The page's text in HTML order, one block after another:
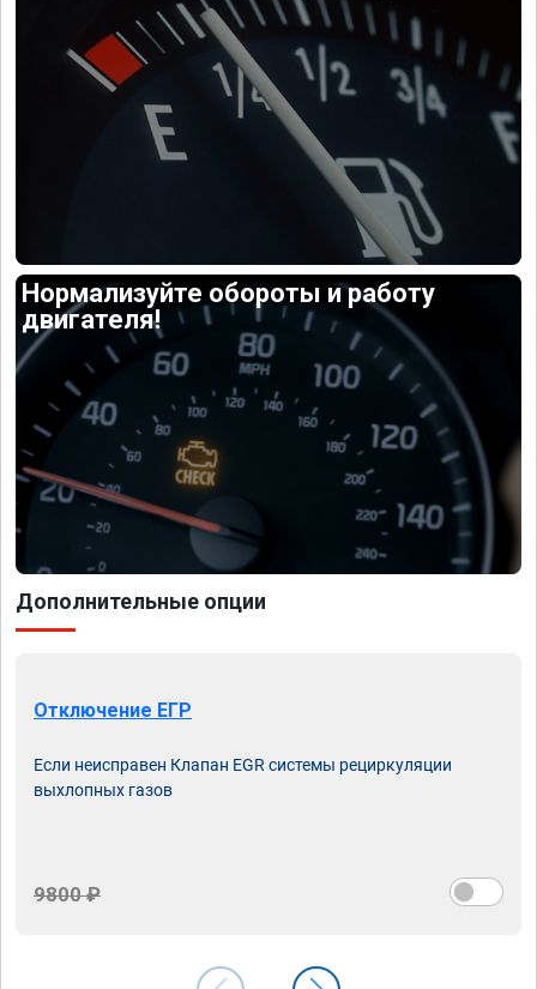
Нормализуйте обороты и работу
двигателя!
Дополнительные опции
Отключение ЕГР
Если неисправен Клапан EGR системы рециркуляции
выхлопных газов
9800 ₽